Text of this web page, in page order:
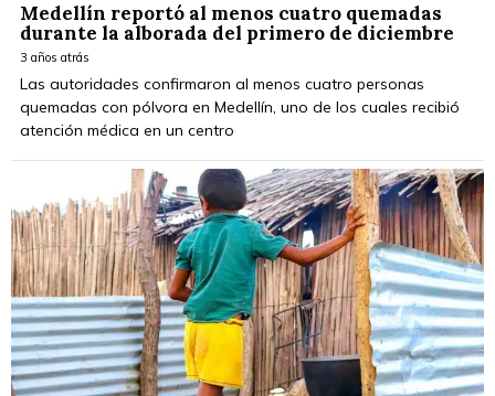
Medellín reportó al menos cuatro quemadas
durante la alborada del primero de diciembre
3 años atrás
Las autoridades confirmaron al menos cuatro personas
quemadas con pólvora en Medellín, uno de los cuales recibió
atención médica en un centro